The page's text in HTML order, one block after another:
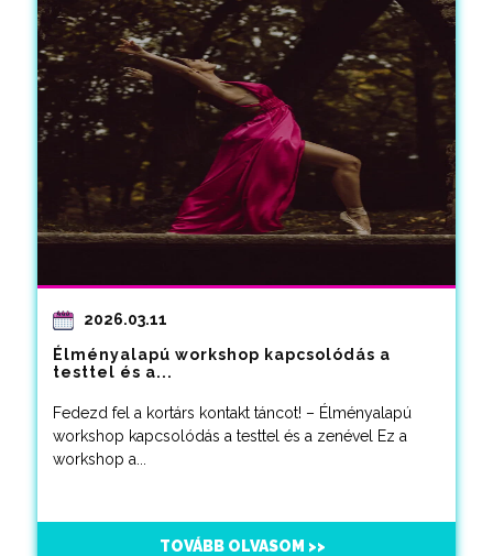
2026.03.11
Élményalapú workshop kapcsolódás a
testtel és a...
Fedezd fel a kortárs kontakt táncot! – Élményalapú
workshop kapcsolódás a testtel és a zenével Ez a
workshop a...
TOVÁBB OLVASOM >>